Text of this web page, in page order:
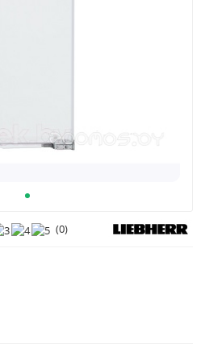
(0)